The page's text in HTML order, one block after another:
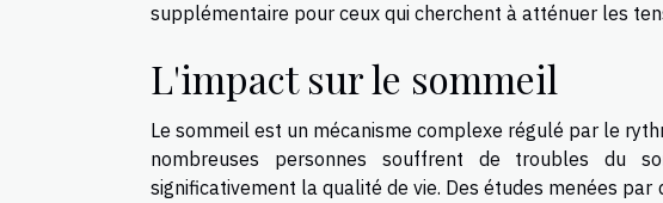
supplémentaire pour ceux qui cherchent à atténuer les
L'impact sur le sommeil
Le sommeil est un mécanisme complexe régulé par le
nombreuses personnes souffrent de troubles du
significativement la qualité de vie. Des études menées